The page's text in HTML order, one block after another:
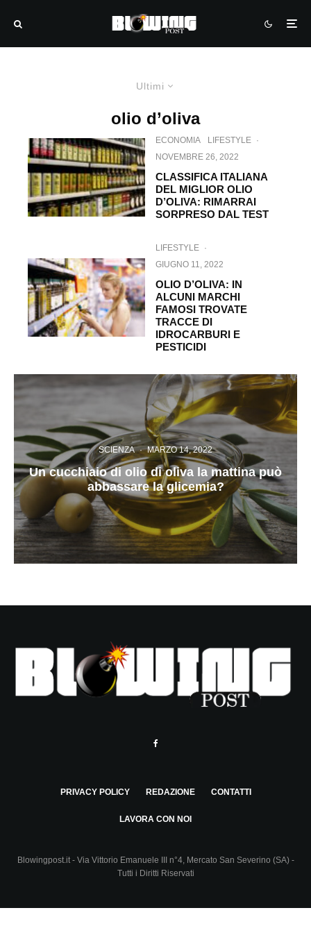
Ultimi
olio d’oliva
ECONOMIA LIFESTYLE ·
NOVEMBRE 26, 2022
CLASSIFICA ITALIANA
DEL MIGLIOR OLIO
D’OLIVA: RIMARRAI
SORPRESO DAL TEST
LIFESTYLE ·
GIUGNO 11, 2022
OLIO D’OLIVA: IN
ALCUNI MARCHI
FAMOSI TROVATE
TRACCE DI
IDROCARBURI E
PESTICIDI
SCIENZA · MARZO 14, 2022
Un cucchiaio di olio di oliva la mattina può
abbassare la glicemia?
PRIVACY POLICY REDAZIONE CONTATTI
LAVORA CON NOI
Blowingpost.it - Via Vittorio Emanuele III n°4, Mercato San Severino (SA) -
Tutti i Diritti Riservati